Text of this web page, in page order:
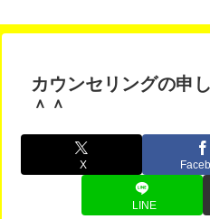
カウンセリングの申
＾＾
X
LINE